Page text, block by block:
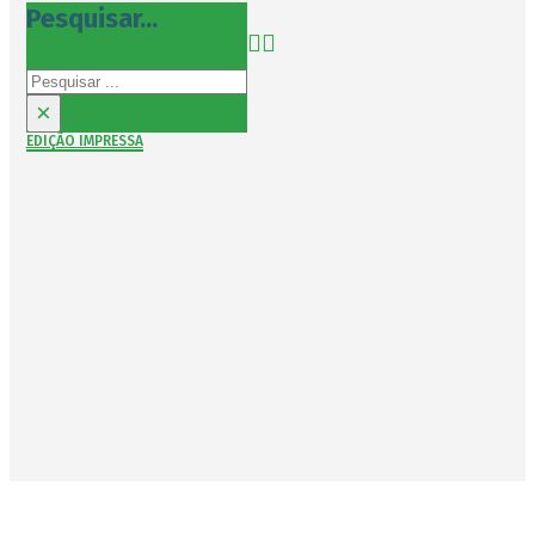
Pesquisar...
Pesquisar
×
EDIÇÃO IMPRESSA